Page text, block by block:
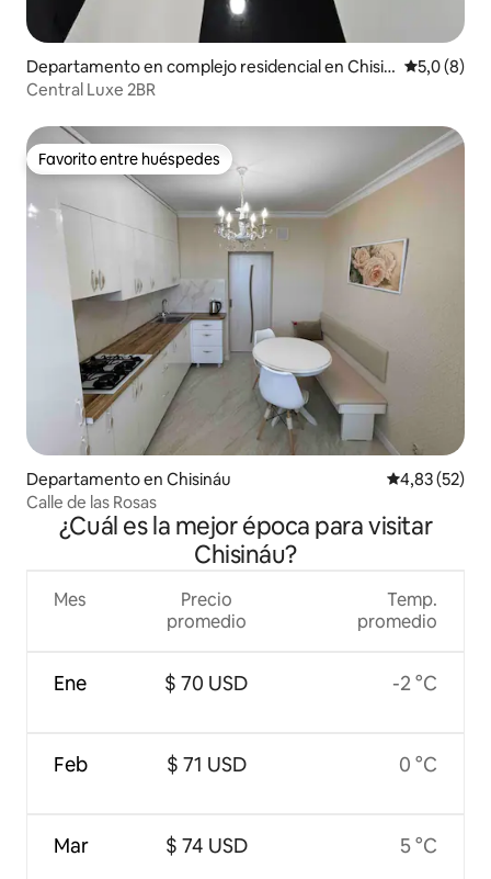
Departamento en complejo residencial en Chisin
áu
5,0 (8)
Central Luxe 2BR
Favorito entre huéspedes
Favorito entre huéspedes
Departamento en Chisináu Calificación
4,83 (52)
Calle de las Rosas
¿Cuál es la mejor época para visitar
Chisináu?
Mes
Ene
Feb
Mar
Precio
promedio
$ 70 USD
$ 71 USD
$ 74 USD
Temp.
promedio
-2 °C
0 °C
5 °C